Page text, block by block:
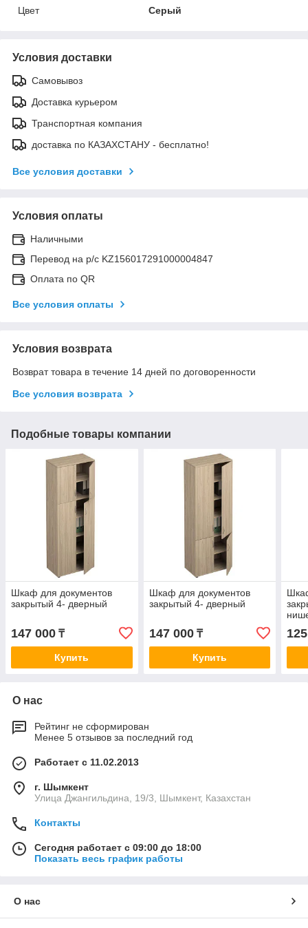
Цвет
Серый
Условия доставки
Самовывоз
Доставка курьером
Транспортная компания
доставка по КАЗАХСТАНУ - бесплатно!
Все условия доставки
Условия оплаты
Наличными
Перевод на р/с KZ156017291000004847
Оплата по QR
Все условия оплаты
Условия возврата
Возврат товара в течение 14 дней по договоренности
Все условия возврата
Подобные товары компании
Шкаф для документов
закрытый 4- дверный
147 000 ₸
Купить
Шкаф для документов
закрытый 4- дверный
147 000₸
Купить
О нас
Рейтинг не сформирован
Менее 5 отзывов за последний год
Работает с 11.02.2013
г. Шымкент
Улица Джангильдина, 19/3, Шымкент, Казахстан
Контакты
Сегодня работает с 09:00 до 18:00
Показать весь график работы
О нас